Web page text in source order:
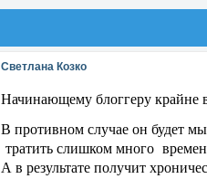
Светлана Козко
Начинающему блоггеру крайне
В противном случае он будет
тратить слишком много
А в результате получит